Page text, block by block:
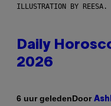
ILLUSTRATION BY REESA.
Daily
2026
6 uur geledenDoor